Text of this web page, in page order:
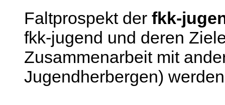
Faltprospekt der fkk-
fkk-jugend und deren
Zusammenarbeit mit
Jugendherbergen)